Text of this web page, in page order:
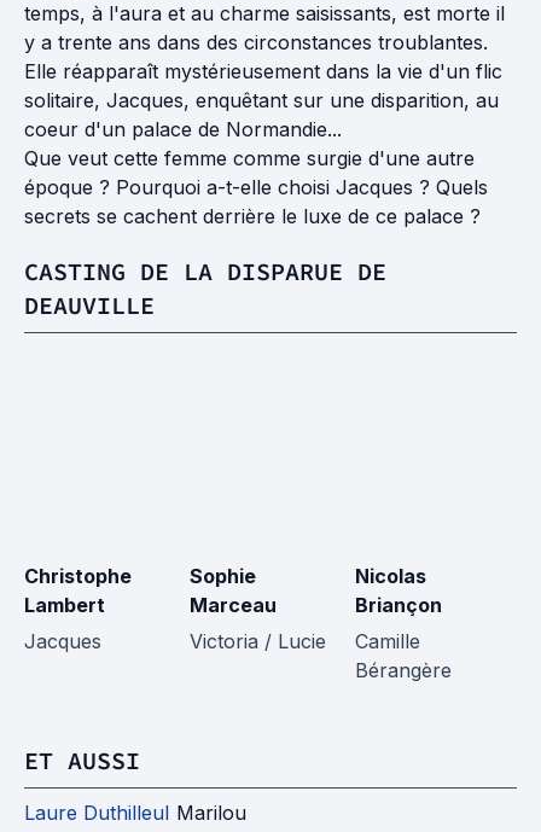
temps, à l'aura et au charme saisissants, est morte il
y a trente ans dans des circonstances troublantes.
Elle réapparaît mystérieusement dans la vie d'un flic
solitaire, Jacques, enquêtant sur une disparition, au
coeur d'un palace de Normandie...
Que veut cette femme comme surgie d'une autre
époque ? Pourquoi a-t-elle choisi Jacques ? Quels
secrets se cachent derrière le luxe de ce palace ?
CASTING DE LA DISPARUE DE
DEAUVILLE
Christophe
Lambert
Jacques
Sophie
Marceau
Victoria / Lucie
Nicolas
Briançon
Camille
Bérangère
ET AUSSI
Laure Duthilleul Marilou